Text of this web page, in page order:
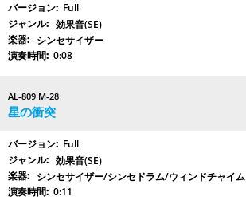
Full
効果音(SE)
シンセサイザー
0:08
AL-809 M-28
星の衝突
Full
効果音(SE)
シンセサイザー/シンセドラム/ウィンドチャイム
0:11